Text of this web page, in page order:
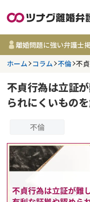
離婚問題に強い弁護士
ホーム コラム 不倫 不
不貞行為は立証
られにくいもの
不倫